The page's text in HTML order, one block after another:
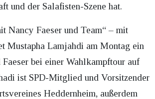
und der Salafisten-Szene hat.
Nancy Faeser und Team“ – mit
Mustapha Lamjahdi am Montag ein
bei einer Wahlkampftour auf
ist SPD-Mitglied und Vorsitzender
Heddernheim, außerdem